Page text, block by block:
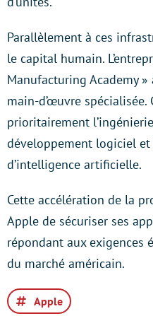
Parallèlement à ces
le capital humain.
Manufacturing Academy
main-d’œuvre
prioritairement
développement logiciel
d’intelligence artificielle.
Cette accélération de la
Apple de sécuriser ses
répondant aux exigences
du marché américain.
Apple